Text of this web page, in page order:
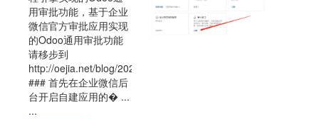
用审批功能，基于企业
微信官方审批应用实现
的Odoo通用审批功能
请移步到
http://oejia.net/blog/2020/05/18/oejia_wx_approval_sysapp.html
### 首先在企业微信后
台开启自建应用的� ...
...